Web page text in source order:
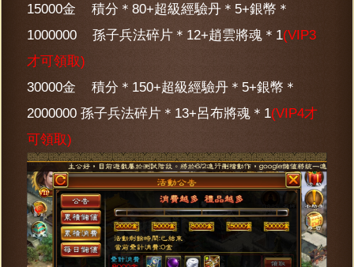
15000金 積分＊80+超級經驗丹＊5+銀幣＊
1000000 孫子兵法碎片＊12+趙雲將魂＊1(VIP3
才可領取)
30000金 積分＊150+超級經驗丹＊5+銀幣＊
2000000 孫子兵法碎片＊13+呂布將魂＊1(VIP4才
可領取)